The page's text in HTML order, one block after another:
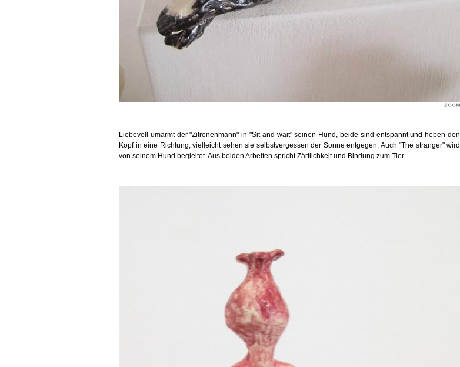
Liebevoll umarmt der "Zitronenmann" in "Sit and wait" seinen Hund, beide sind entspannt und heben den
Kopf in eine Richtung, vielleicht sehen sie selbstvergessen der Sonne entgegen. Auch "The stranger" wird
von seinem Hund begleitet. Aus beiden Arbeiten spricht Zärtlichkeit und Bindung zum Tier.